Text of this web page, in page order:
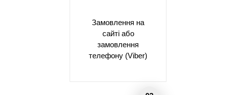
Замовлення на
сайті або
замовлення
телефону (Viber)